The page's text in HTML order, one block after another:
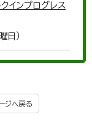
インプログレス
日）
ジへ戻る